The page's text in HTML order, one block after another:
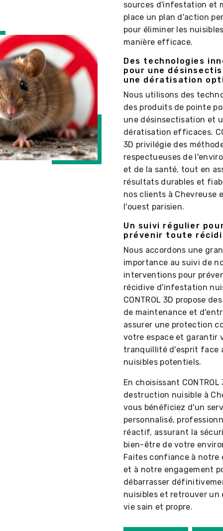
sources d'infestation et
place un plan d'action
pour éliminer les
manière efficace.
Des technologies
pour une
une dératisation
Nous utilisons des
des produits de pointe
une désinsectisation et
dératisation efficaces.
3D privilégie des
respectueuses de
et de la santé, tout en
résultats durables et
nos clients à Chevreuse
l'ouest parisien.
Un suivi régulier
prévenir toute
Nous accordons une
importance au suivi de
interventions pour
récidive d'infestation
CONTROL 3D propose
de maintenance et
assurer une protection
votre espace et garantir
tranquillité d'esprit face
nuisibles potentiels.
En choisissant CONTROL
destruction nuisible à
vous bénéficiez d'un
personnalisé,
réactif, assurant la
bien-être de votre
Faites confiance à notre
et à notre engagement
débarrasser
nuisibles et retrouver un
vie sain et propre.